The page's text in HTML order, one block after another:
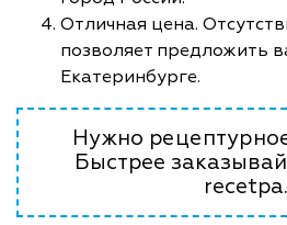
Отличная цена.
позволяет предложить
Екатеринбурге.
Нужно
Быстрее
recetpa.